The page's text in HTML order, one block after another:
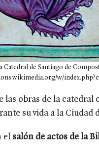
de Santiago de
w/
obras de la catedral
su vida a la Ciudad
el salón de actos de la